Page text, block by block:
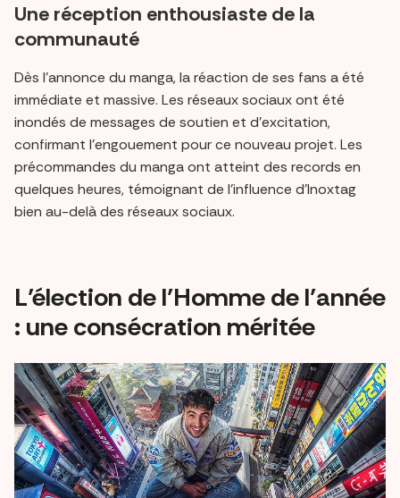
Une réception enthousiaste de la
communauté
Dès l’annonce du manga, la réaction de ses fans a été
immédiate et massive. Les réseaux sociaux ont été
inondés de messages de soutien et d’excitation,
confirmant l’engouement pour ce nouveau projet. Les
précommandes du manga ont atteint des records en
quelques heures, témoignant de l’influence d’Inoxtag
bien au-delà des réseaux sociaux.
L’élection de l’Homme de l’année
: une consécration méritée